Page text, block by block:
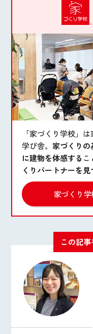
「家づくり学校」
学び舎。 家づくり
に建物を体感する こ
くりパートナーを
家づくり
この記